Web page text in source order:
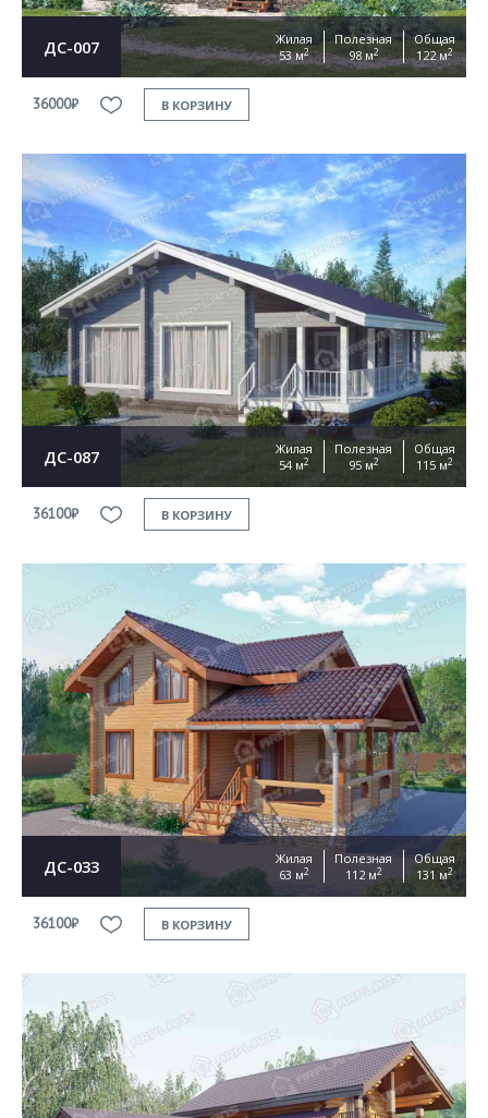
ДС-007
Жилая
53 м2
Полезная
98 м2
Общая
122 м2
36000₽ В КОРЗИНУ
ДС-087
Жилая
54 м2
Полезная
95 м2
Общая
115 м2
36100₽ В КОРЗИНУ
ДС-033
Жилая
63 м2
Полезная
112 м2
Общая
131 м2
36100₽ В КОРЗИНУ